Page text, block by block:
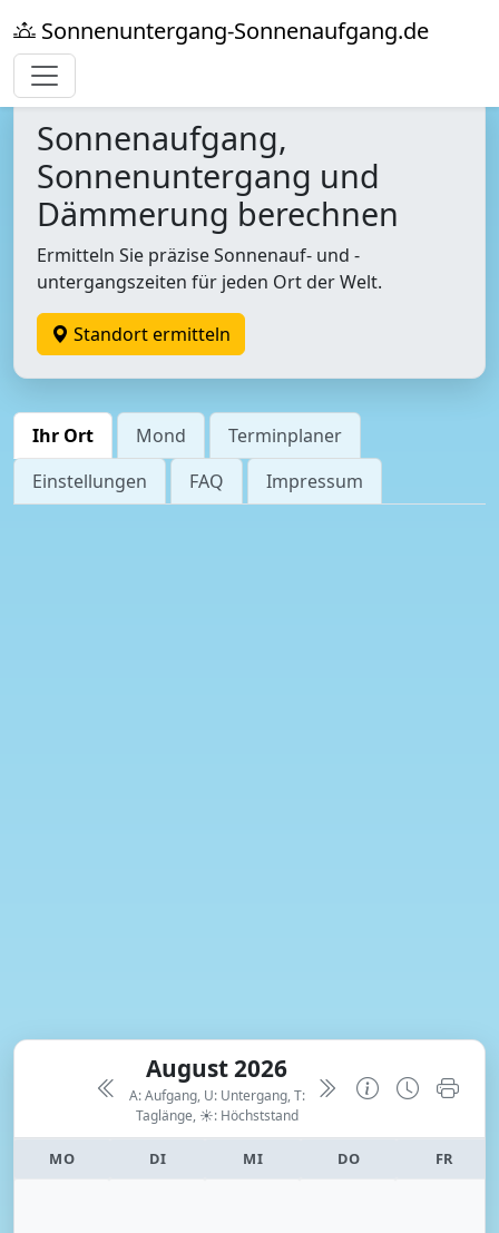
Sonnenuntergang-Sonnenaufgang.de
Sonnenaufgang,
Sonnenuntergang und
Dämmerung berechnen
Ermitteln Sie präzise Sonnenauf- und -
untergangszeiten für jeden Ort der Welt.
Standort ermitteln
Ihr Ort Mond
Terminplaner
Einstellungen
FAQ Impressum
August 2026
A: Aufgang, U: Untergang, T:
Taglänge, ☀: Höchststand
MO DI MI DO FR